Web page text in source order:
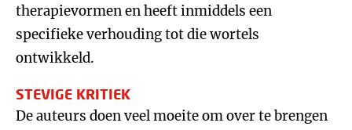
therapievormen en heeft inmiddels een
specifieke verhouding tot die wortels
ontwikkeld.
STEVIGE KRITIEK
De auteurs doen veel moeite om over te brengen